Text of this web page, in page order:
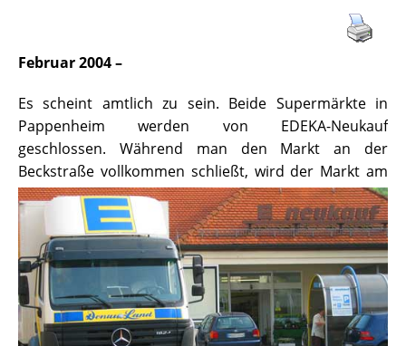
Februar 2004 –
Es scheint amtlich zu sein. Beide Supermärkte in
Pappenheim werden von EDEKA-Neukauf
geschlossen. Während man den Markt an der
Beckstraße vollkommen schließt, wird der Markt am